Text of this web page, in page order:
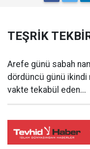
TEŞRİK
Arefe günü sabah
dördüncü günü ikindi
vakte tekabül eden...